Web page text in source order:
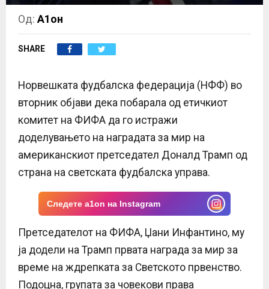
M
E
N
U
Од:А1он
SHARE
Норвешката фудбалска федерација (НФФ) во
вторник објави дека побарала од етичкиот
комитет на ФИФА да го истражи
доделувањето на наградата за мир на
американскиот претседател Доналд Трамп од
страна на светската фудбалска управа.
Следете a1on на Instagram
Претседателот на ФИФА, Џани Инфантино, му
ја додели на Трамп првата награда за мир за
време на ждрепката за Светското првенство.
Подоцна, групата за човекови права